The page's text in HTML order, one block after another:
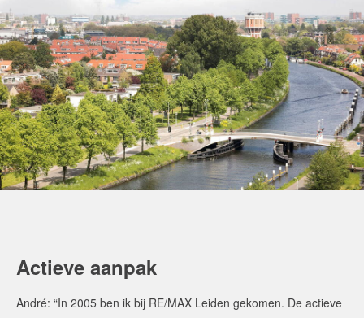
Actieve aanpak
André: “In 2005 ben ik bij RE/MAX Leiden gekomen. De actieve